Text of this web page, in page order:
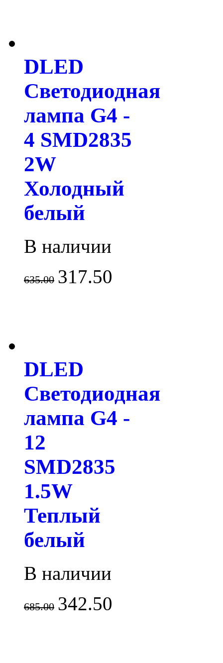
DLED
Светодиодная
лампа G4 -
4 SMD2835
2W
Холодный
белый
В наличии
635.00 317.50
DLED
Светодиодная
лампа G4 -
12
SMD2835
1.5W
Теплый
белый
В наличии
685.00 342.50